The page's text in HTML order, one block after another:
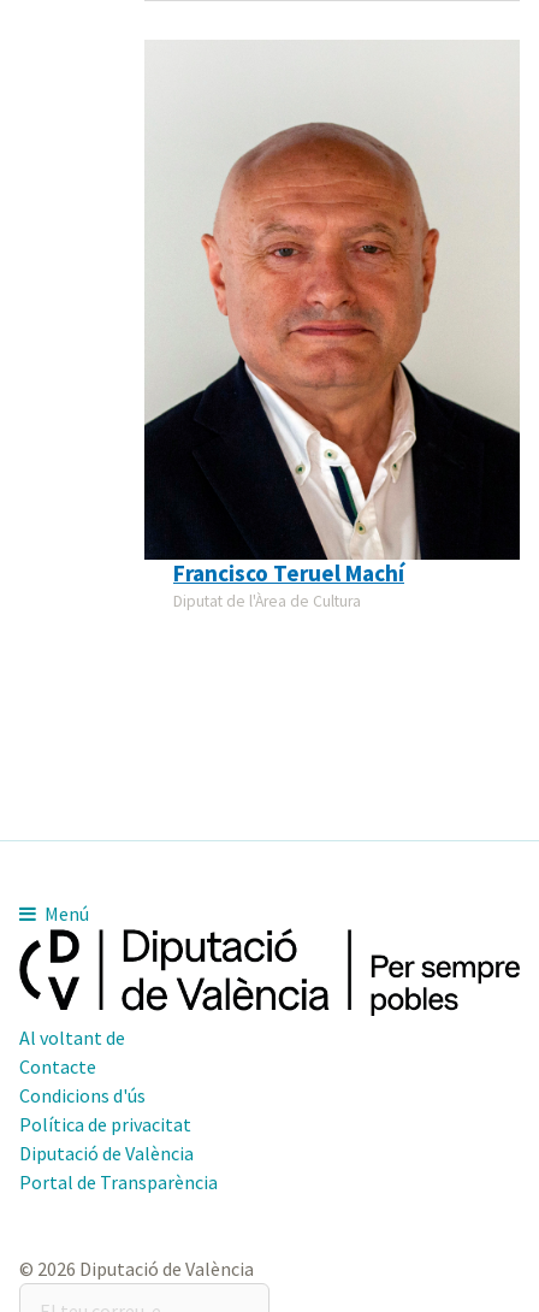
Francisco Teruel Machí
Diputat de l'Àrea de Cultura
Menú
Al voltant de
Contacte
Condicions d'ús
Política de privacitat
Diputació de València
Portal de Transparència
© 2026 Diputació de València